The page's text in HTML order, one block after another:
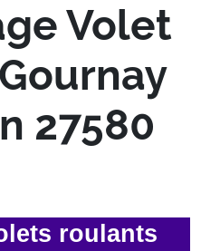
Volet
27580
roulants